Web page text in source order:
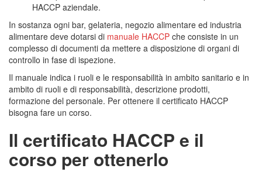
HACCP aziendale.
In sostanza ogni bar, gelateria, negozio alimentare ed industria
alimentare deve dotarsi di manuale HACCP che consiste in un
complesso di documenti da mettere a disposizione di organi di
controllo in fase di ispezione.
Il manuale indica i ruoli e le responsabilità in ambito sanitario e in
ambito di ruoli e di responsabilità, descrizione prodotti,
formazione del personale. Per ottenere il certificato HACCP
bisogna fare un corso.
Il certificato HACCP e il
corso per ottenerlo